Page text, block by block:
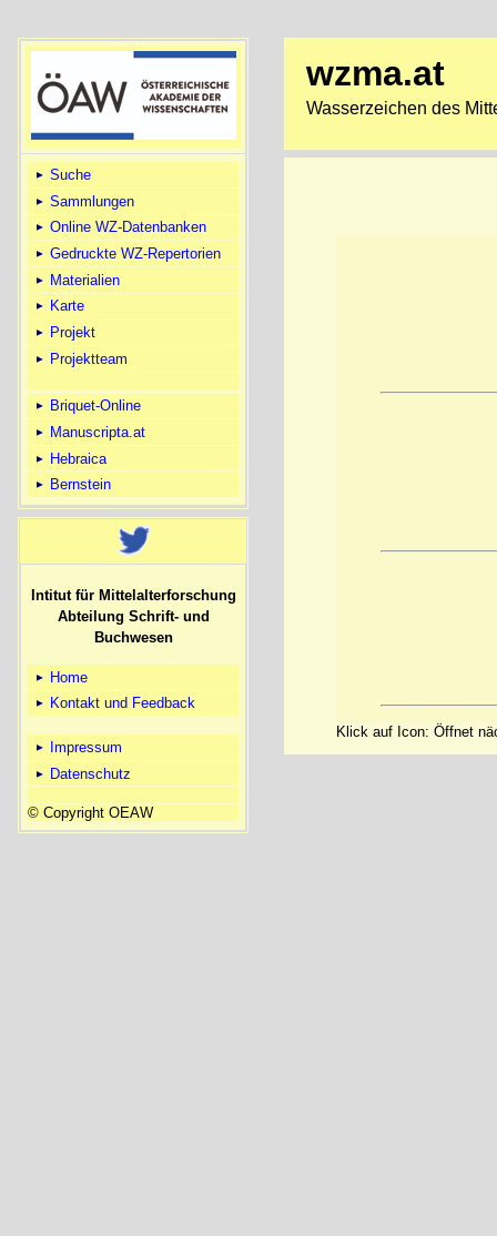
Suche
Sammlungen
Online WZ-Datenbanken
Gedruckte WZ-Repertorien
Materialien
Karte
Projekt
Projektteam
Briquet-Online
Manuscripta.at
Hebraica
Bernstein
Intitut für Mittelalterforschung
Abteilung Schrift- und
Buchwesen
Home
Kontakt und Feedback
Impressum
Datenschutz
© Copyright OEAW
wzma.at
Wasserzeichen des
Klick auf Icon: Öffnet